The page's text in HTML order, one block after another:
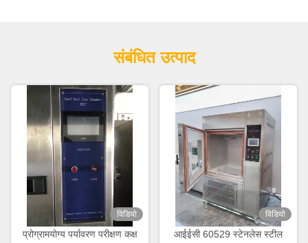
संबंधित उत्पाद
विडियो
प्रोग्रामयोग्य पर्यावरण परीक्षण कक्ष
विडियो
आईईसी 60529 स्टेनलेस स्टील